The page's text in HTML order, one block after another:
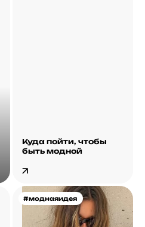
Куда пойти, чтобы
быть модной
#моднаяидея